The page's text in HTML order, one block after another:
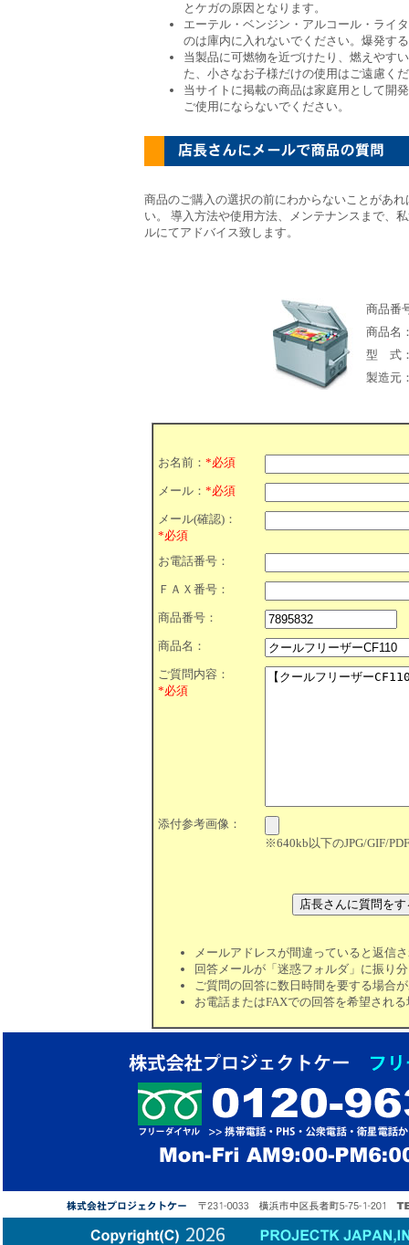
とケガの原因となります。
エーテル・ベンジン・アルコール・ライ
のは庫内に入れないでください。爆発す
当製品に可燃物を近づけたり、燃えやす
た、小さなお子様だけの使用はご遠慮く
当サイトに掲載の商品は家庭用として開
ご使用にならないでください。
商品のご購入の選択の前にわからないことがあ
い。 導入方法や使用方法、メンテナンスまで、
ルにてアドバイス致します。
商品番
商品名
型 式
製造元
お名前： *必須
メール： *必須
メール(確認)：
*必須
お電話番号：
ＦＡＸ番号：
商品番号：
商品名：
ご質問内容：
*必須
添付参考画像：
※640kb以下のJPG/GIF/
メールアドレスが間違っていると返信
回答メールが「迷惑フォルダ」に振り
ご質問の回答に数日時間を要する場合
お電話またはFAXでの回答を希望され